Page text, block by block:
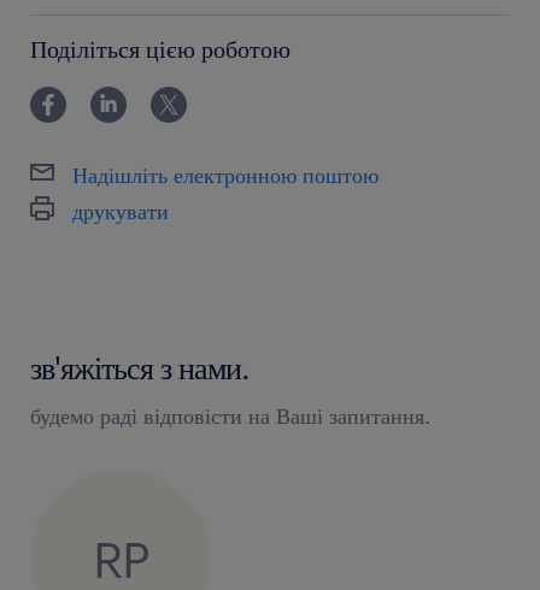
Поділіться цією роботою
Надішліть електронною поштою
друкувати
зв'яжіться з нами.
будемо раді відповісти на Ваші запитання.
RP